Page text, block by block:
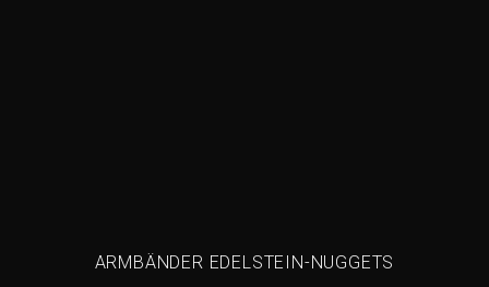
ARMBÄNDER EDELSTEIN-NUGGETS